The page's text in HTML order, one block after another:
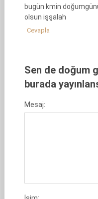
bugün kmin
olsun işşalah
Cevapla
Sen de doğum
burada
Mesaj: